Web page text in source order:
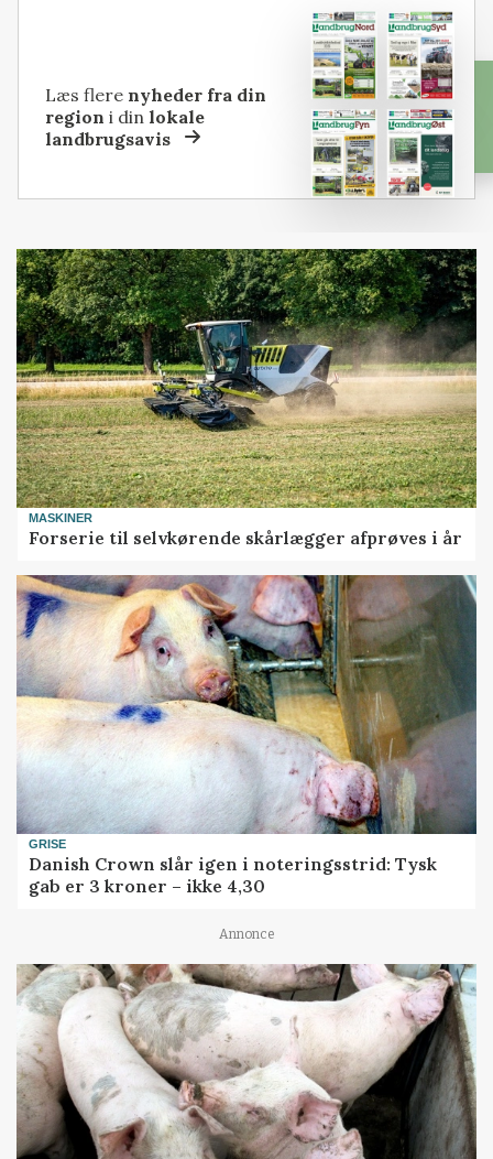
Læs flere nyheder fra din
region i dinlokale
landbrugsavis
MASKINER
Forserie til selvkørende skårlægger afprøves i år
GRISE
Danish Crown slår igen i noteringsstrid: Tysk
gab er 3 kroner – ikke 4,30
Annonce